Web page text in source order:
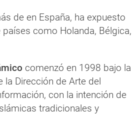
de en España, ha expuesto
como Holanda, Bélgica,
comenzó en 1998 bajo la
la Dirección de Arte del
con la intención de
tradicionales y